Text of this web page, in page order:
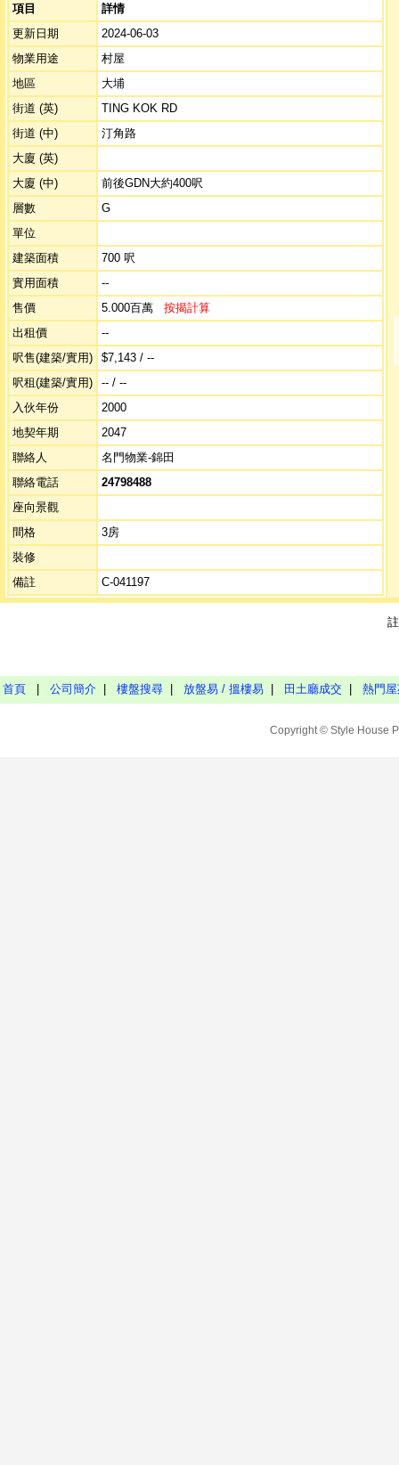
項目
詳情
更新日期
2024-06-03
物業用途
村屋
地區
大埔
街道 (英)
TING KOK RD
街道 (中)
汀角路
大廈 (英)
大廈 (中)
前後GDN大約400呎
層數
G
單位
建築面積
700 呎
實用面積
--
售價
5.000百萬 按揭計算
出租價
--
呎售(建築/實用)
$7,143 / --
呎租(建築/實用)
-- / --
入伙年份
2000
地契年期
2047
聯絡人
名門物業-錦田
聯絡電話
24798488
座向景觀
間格
3房
裝修
備註
C-041197
首頁 公司簡介 樓盤搜尋 放盤易 / 搵樓易 田土廳成交 熱門
Copyright © Style House